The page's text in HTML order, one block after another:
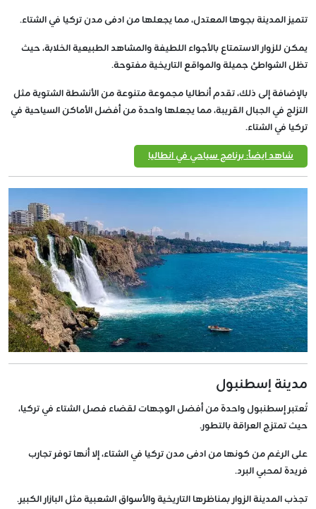
تتميز المدينة بجوها المعتدل، مما يجعلها من ادفى مدن تركيا في الشتاء.
يمكن للزوار الاستمتاع بالأجواء اللطيفة والمشاهد الطبيعية الخلابة، حيث
تظل الشواطئ جميلة والمواقع التاريخية مفتوحة.
بالإضافة إلى ذلك، تقدم أنطاليا مجموعة متنوعة من الأنشطة الشتوية مثل
التزلج في الجبال القريبة، مما يجعلها واحدة من أفضل الأماكن السياحية في
تركيا في الشتاء.
شاهد ايضاً: برنامج سياحي في انطاليا
مدينة إسطنبول
تُعتبر إسطنبول واحدة من أفضل الوجهات لقضاء فصل الشتاء في تركيا،
حيث تمتزج العراقة بالتطور.
على الرغم من كونها من ادفى مدن تركيا في الشتاء، إلا أنها توفر تجارب
فريدة لمحبي البرد.
تجذب المدينة الزوار بمناظرها التاريخية والأسواق الشعبية مثل البازار الكبير.